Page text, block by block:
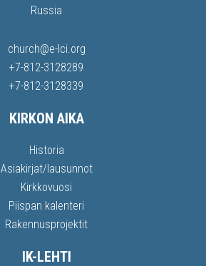
Russia
church@e-lci.org
+7-812-3128289
+7-812-3128339
KIRKON AIKA
Historia
Asiakirjat/lausunnot
Kirkkovuosi
Piispan kalenteri
Rakennusprojektit
IK-LEHTI